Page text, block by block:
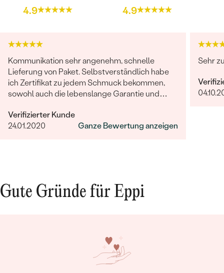
4.9 4.9
Kommunikation sehr angenehm, schnelle
Lieferung von Paket. Selbstverständlich habe
ich Zertifikat zu jedem Schmuck bekommen,
sowohl auch die lebenslange Garantie und
NICHTS MEHR HINZUZUFÜGEN, NUR DANKE....
Verifizierter Kunde
24.01.2020
Ganze Bewertung anzeigen
Sehr
Gute Gründe für Eppi